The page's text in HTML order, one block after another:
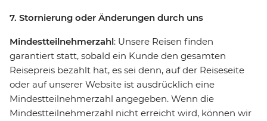
7. Stornierung oder Änderungen durch uns
Mindestteilnehmerzahl: Unsere Reisen finden
garantiert statt, sobald ein Kunde den gesamten
Reisepreis bezahlt hat, es sei denn, auf der Reiseseite
oder auf unserer Website ist ausdrücklich eine
Mindestteilnehmerzahl angegeben. Wenn die
Mindestteilnehmerzahl nicht erreicht wird, können wir